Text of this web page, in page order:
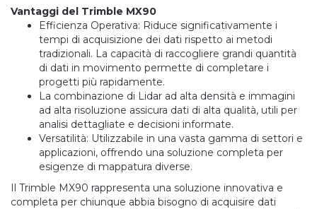
Vantaggi del Trimble MX90
Efficienza Operativa: Riduce significativamente i
tempi di acquisizione dei dati rispetto ai metodi
tradizionali. La capacità di raccogliere grandi quantità
di dati in movimento permette di completare i
progetti più rapidamente.
La combinazione di Lidar ad alta densità e immagini
ad alta risoluzione assicura dati di alta qualità, utili per
analisi dettagliate e decisioni informate.
Versatilità: Utilizzabile in una vasta gamma di settori e
applicazioni, offrendo una soluzione completa per
esigenze di mappatura diverse.
Il Trimble MX90 rappresenta una soluzione innovativa e
completa per chiunque abbia bisogno di acquisire dati